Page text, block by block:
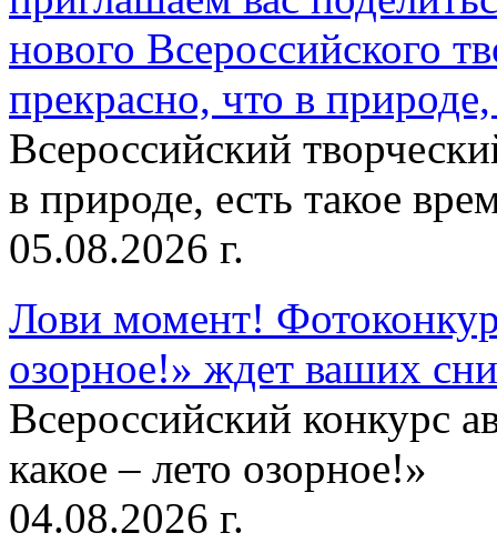
нового Всероссийского
прекрасно, что в
Всероссийский
в природе, есть такое
05.08.2026 г.
Лови момент!
озорное!» ждет ваших
Всероссийский конкурс
какое – лето озорное!»
04.08.2026 г.